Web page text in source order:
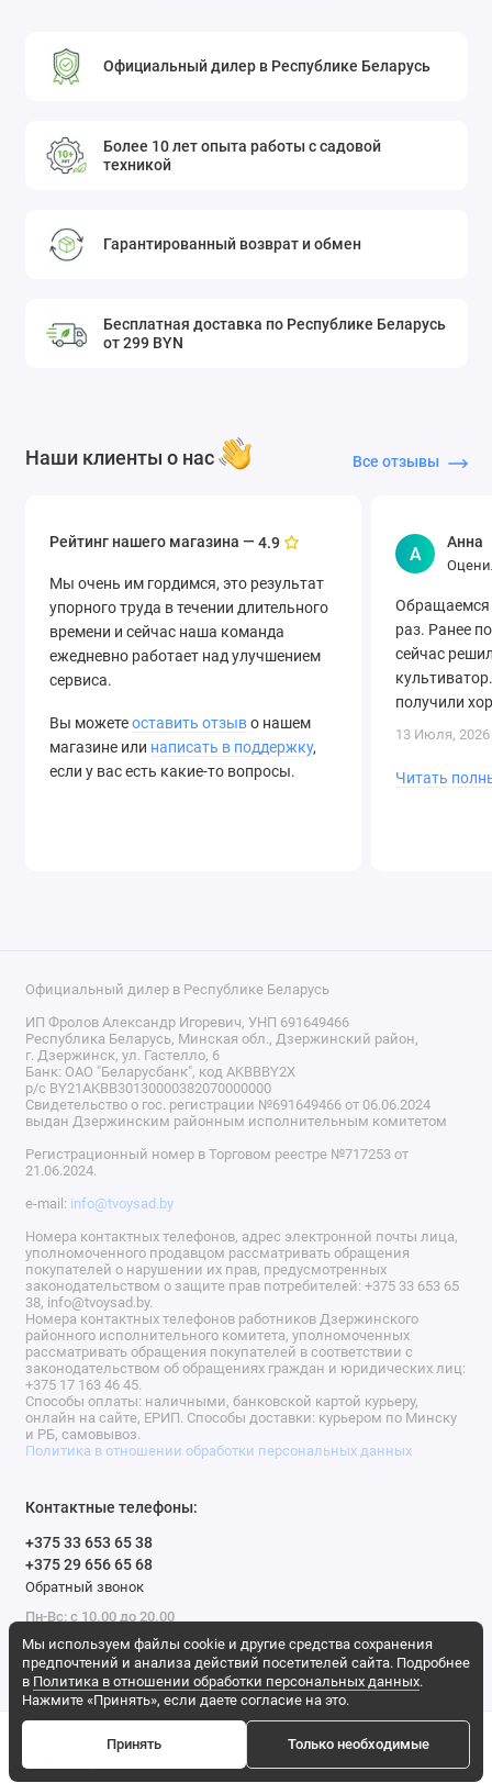
380.00 pуб.
Купить
Официальный дилер в Республике Беларусь
Более 10 лет опыта работы с садовой
техникой
Гарантированный возврат и обмен
Бесплатная доставка по Республике Беларусь
от 299 BYN
Наши клиенты о нас Все отзывы
Рейтинг нашего магазина —4.9
Мы очень им гордимся, это результат
упорного труда в течении длительного
времени и сейчас наша команда
ежедневно работает над улучшением
сервиса.
Вы можетеоставить отзыво нашем
магазине или написать в поддержку,
если у вас есть какие-то вопросы.
А
Анна
Обращаемся
раз. Ранее
сейчас
получили
быструю
13 Июля, 2026
Читать
Мы используем файлы cookie и другие средства сохранения
предпочтений и анализа действий посетителей сайта. Подробнее
в Политика в отношении обработки персональных данных.
Нажмите «Принять», если даете согласие на это.
Принять Только необходимые
Официальный дилер в Республике Беларусь
ИП Фролов Александр Игоревич, УНП 691649466
Республика Беларусь, Минская обл., Дзержинский район,
г. Дзержинск, ул. Гастелло, 6
Банк: ОАО "Беларусбанк", код AKBBBY2X
р/с BY21AKBB30130000382070000000
Свидетельство о гос. регистрации №691649466 от 06.06.2024
выдан Дзержинским районным исполнительным комитетом
Регистрационный номер в Торговом реестре №717253 от
21.06.2024.
e-mail: info@tvoysad.by
Номера контактных телефонов, адрес электронной почты лица,
уполномоченного продавцом рассматривать обращения
покупателей о нарушении их прав, предусмотренных
законодательством о защите прав потребителей: +375 33 653 65
38, info@tvoysad.by.
Номера контактных телефонов работников Дзержинского
районного исполнительного комитета, уполномоченных
рассматривать обращения покупателей в соответствии с
законодательством об обращениях граждан и юридических лиц:
+375 17 163 46 45.
Способы оплаты: наличными, банковской картой курьеру,
онлайн на сайте, ЕРИП. Способы доставки: курьером по Минску
и РБ, самовывоз.
Политика в отношении обработки персональных данных
Контактные телефоны:
+375 33 653 65 38
+375 29 656 65 68
Обратный звонок
Пн-Вс: с 10.00 до 20.00
Мы в сети